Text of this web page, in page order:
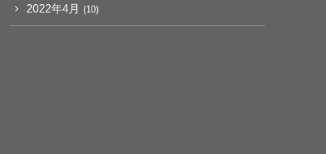
2022年4月 (10)